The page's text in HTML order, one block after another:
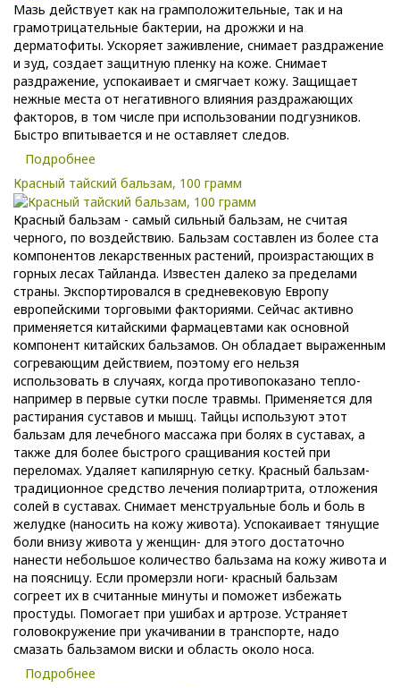
Мазь действует как на грамположительные, так и на
грамотрицательные бактерии, на дрожжи и на
дерматофиты. Ускоряет заживление, снимает раздражение
и зуд, создает защитную пленку на коже. Снимает
раздражение, успокаивает и смягчает кожу. Защищает
нежные места от негативного влияния раздражающих
факторов, в том числе при использовании подгузников.
Быстро впитывается и не оставляет следов.
Подробнее
Красный тайский бальзам, 100 грамм
Красный бальзам - самый сильный бальзам, не считая
черного, по воздействию. Бальзам составлен из более ста
компонентов лекарственных растений, произрастающих в
горных лесах Тайланда. Известен далеко за пределами
страны. Экспортировался в средневековую Европу
европейскими торговыми факториями. Сейчас активно
применяется китайскими фармацевтами как основной
компонент китайских бальзамов. Он обладает выраженным
согревающим действием, поэтому его нельзя
использовать в случаях, когда противопоказано тепло-
например в первые сутки после травмы. Применяется для
растирания суставов и мышц. Тайцы используют этот
бальзам для лечебного массажа при болях в суставах, а
также для более быстрого сращивания костей при
переломах. Удаляет капилярную сетку. Красный бальзам-
традиционное средство лечения полиартрита, отложения
солей в суставах. Снимает менструальные боль и боль в
желудке (наносить на кожу живота). Успокаивает тянущие
боли внизу живота у женщин- для этого достаточно
нанести небольшое количество бальзама на кожу живота и
на поясницу. Если промерзли ноги- красный бальзам
согреет их в считанные минуты и поможет избежать
простуды. Помогает при ушибах и артрозе. Устраняет
головокружение при укачивании в транспорте, надо
смазать бальзамом виски и область около носа.
Подробнее